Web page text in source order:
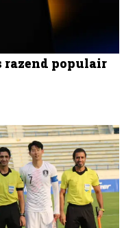
razend populair